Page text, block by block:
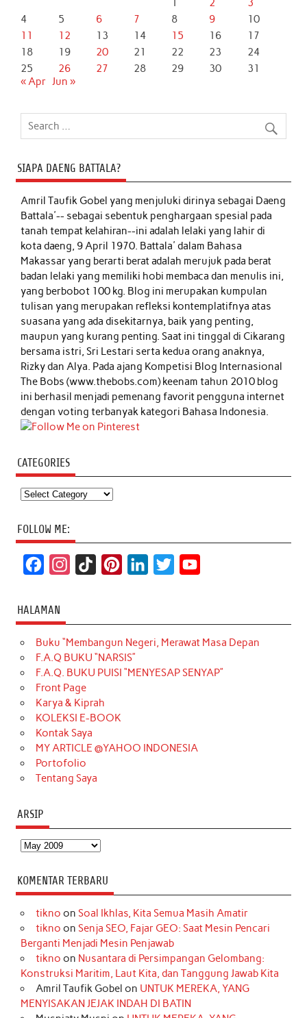
2
3
4
5 6 7 8 9
10
11
12 13 14 15 16
17
18
19 20 21 22 23
24
25
26 27 28 29 30
31
« Apr Jun »
SIAPA DAENG BATTALA?
Amril Taufik Gobelyang menjuluki dirinya sebagai Daeng
Battala'-- sebagai sebentuk penghargaan spesial pada
tanah tempat kelahiran--ini adalah lelaki yang lahir di
kota daeng, 9 April 1970. Battala' dalam Bahasa
Makassar yang berarti berat adalah merujuk pada berat
badan lelaki yang memiliki hobi membaca dan menulis ini,
yang berbobot 100 kg. Blog ini merupakan kumpulan
tulisan yang merupakan refleksi kontemplatifnya atas
suasana yang ada disekitarnya, baik yang penting,
maupun yang kurang penting. Saat ini tinggal di Cikarang
bersama istri, Sri Lestari serta kedua orang anaknya,
Rizky dan Alya. Pada ajang Kompetisi Blog Internasional
The Bobs (www.thebobs.com) keenam tahun 2010 blog
ini berhasil menjadi pemenang favorit pengguna internet
dengan voting terbanyak kategori Bahasa Indonesia.
CATEGORIES
Categories
FOLLOW ME:
c
e
b
o
o
k
t
a
g
r
a
m
T
o
k
t
e
r
k
e
d
t
t
e
T
u
b
HALAMAN
Buku “Membangun Negeri, Merawat Masa Depan
F.A.Q BUKU “NARSIS”
F.A.Q. BUKU PUISI “MENYESAP SENYAP”
Front Page
Karya & Kiprah
KOLEKSI E-BOOK
Kontak Saya
MY ARTICLE @YAHOO INDONESIA
Portofolio
Tentang Saya
ARSIP
Arsip
KOMENTAR TERBARU
tikno on Soal Ikhlas, Kita Semua Masih Amatir
tikno on Senja SEO, Fajar GEO: Saat Mesin Pencari
Berganti Menjadi Mesin Penjawab
tikno on Nusantara di Persimpangan Gelombang:
Konstruksi Maritim, Laut Kita, dan Tanggung Jawab Kita
Amril Taufik Gobel on UNTUK MEREKA, YANG
MENYISAKAN JEJAK INDAH DI BATIN